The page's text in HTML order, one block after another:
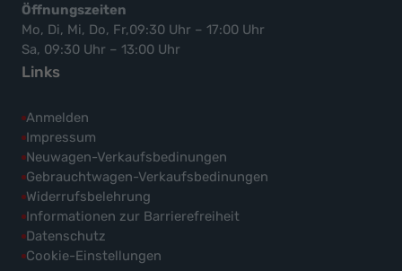
Öffnungszeiten
Mo, Di, Mi, Do, Fr,09:30 Uhr – 17:00 Uhr
Sa, 09:30 Uhr – 13:00 Uhr
Links
Anmelden
Impressum
Neuwagen-Verkaufsbedinungen
Gebrauchtwagen-Verkaufsbedinungen
Widerrufsbelehrung
Informationen zur Barrierefreiheit
Datenschutz
Cookie-Einstellungen